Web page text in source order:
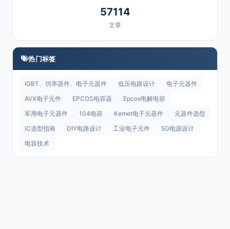
57114
文章
热门标签
IGBT、功率器件、电子元器件 低压电路设计
电子元器件
AVX电子元件
EPCOS电容器
Epcos电解电容
军用电子元器件
104电容 Kemet电子元器件
元器件选型
IC选型指南
DIY电路设计 工业电子元件
5G电源设计
电容技术